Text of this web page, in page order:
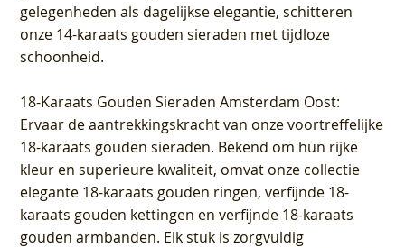
gelegenheden als dagelijkse elegantie, schitteren
onze 14-karaats gouden sieraden met tijdloze
schoonheid.
18-Karaats Gouden Sieraden Amsterdam Oost:
Ervaar de aantrekkingskracht van onze voortreffelijke
18-karaats gouden sieraden. Bekend om hun rijke
kleur en superieure kwaliteit, omvat onze collectie
elegante 18-karaats gouden ringen, verfijnde 18-
karaats gouden kettingen en verfijnde 18-karaats
gouden armbanden. Elk stuk is zorgvuldig